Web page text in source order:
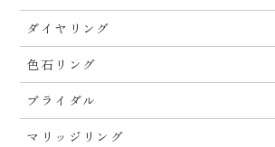
ダイヤリング
色石リング
ブライダル
マリッジリング